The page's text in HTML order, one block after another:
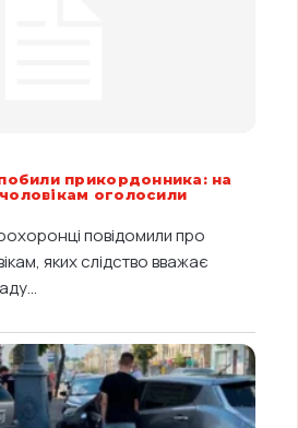
прикордонника: на
оголосили
повідомили про
яких слідство вважає